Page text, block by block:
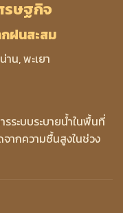
รษฐกิจ
กฝนสะสม
น, พะเยา
ระบบระบายน้ำในพื้นที่
จากความชื้นสูงในช่วง